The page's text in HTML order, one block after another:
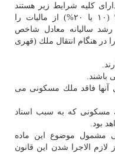
كلیه شرایط زیر هستند
می توانند با درخواست خود تنها a% (۱۰ یا ۲۰%) از مالیات را
رشد سالیانه معادل شاخص
در هنگام انتقال ملك (قهری
باشند.
كه همسر با اولاد زیر ۱۸ سال آنها فاقد ملك مسكونی می
مسكونی كه به سبب اسناد
بود.
مشمول موضوع این ماده
الاجرا شدن این قانون